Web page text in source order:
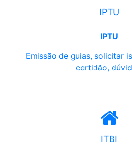
IPTU
IPTU
Emissão de guias, solicitar
certidão,
ITBI